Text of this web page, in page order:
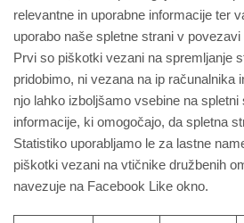
relevantne in uporabne informacije ter
uporabo naše spletne strani v
Prvi so piškotki vezani na spremljanje
pridobimo, ni vezana na ip računalnika
njo lahko izboljšamo vsebine na spletni
informacije, ki omogočajo, da spletna
Statistiko uporabljamo le za lastne
piškotki vezani na vtičnike družbenih
navezuje na Facebook Like okno.